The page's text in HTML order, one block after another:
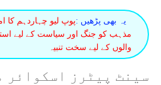
یہ بھی پڑھیں :پوپ لیو چہاردہم کا
مذہب کو جنگ اور سیاست کے لیے
والوں کے لیے سخت تنبیہ
سینٹ پیٹرز اسکوائر